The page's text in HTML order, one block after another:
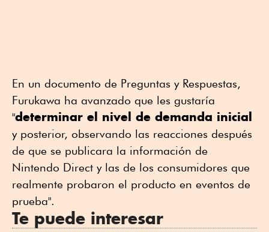
En un documento de Preguntas y Respuestas,
Furukawa ha avanzado que les gustaría
"determinar el nivel de demanda inicial
y posterior, observando las reacciones después
de que se publicara la información de
Nintendo Direct y las de los consumidores que
realmente probaron el producto en eventos de
prueba".
Te puede interesar